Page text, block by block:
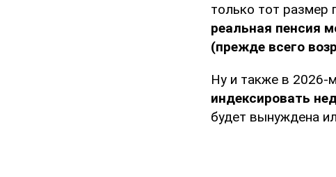
только тот размер
реальная пенсия
(прежде всего
Ну и также в 2026-
индексировать
будет вынуждена